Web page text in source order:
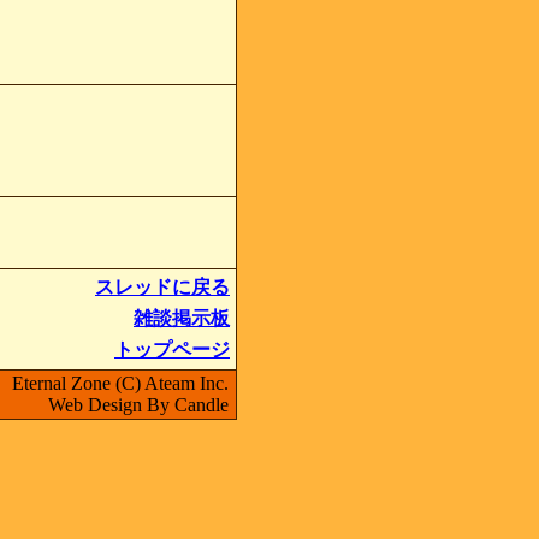
スレッドに戻る
雑談掲示板
トップページ
Eternal Zone (C) Ateam Inc.
Web Design By Candle